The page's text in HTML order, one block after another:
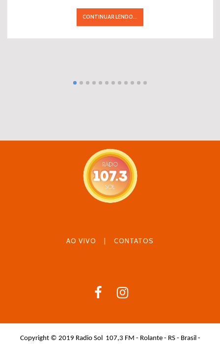
CONTINUAR LENDO...
AO VIVO | CONTATOS
Copyright © 2019 Radio Sol 107,3 FM - Rolante - RS - Brasil -